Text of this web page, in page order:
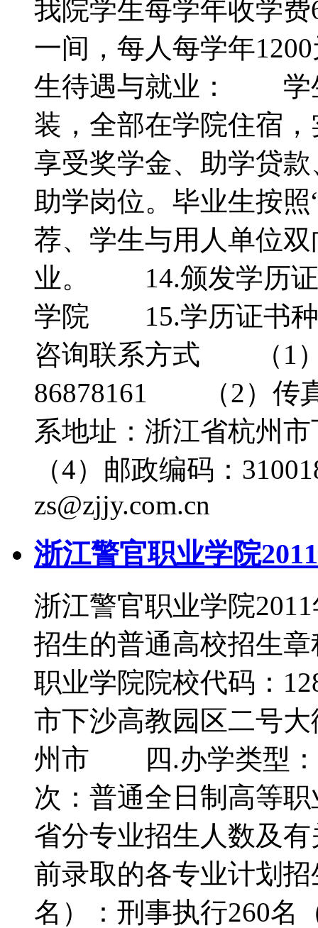
我院学生每学年收学
一间，每人每学年
生待遇与就业： 学
装，全部在学院住宿
享受奖学金、助学贷
助学岗位。毕业生按
荐、学生与用人单位
业。 14.颁发学历证
学院 15.学历证书
咨询联系方式 （1）
86878161 （2）传
系地址：浙江省杭
（4）邮政编码：
zs@zjjy.com.cn
浙江警官职业学院
浙江警官职业学院
招生的普通高校招生
职业学院院校代码：
市下沙高教园区二号
州市 四.办学类型
次：普通全日制高等
省分专业招生人数及
前录取的各专业计划
名）：刑事执行260名